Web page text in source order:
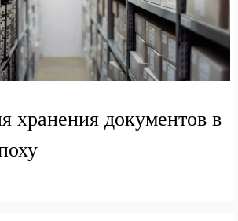
хранения документов в